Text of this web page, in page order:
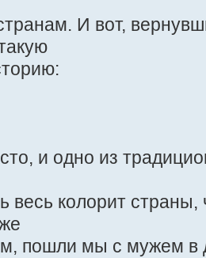
И вот,
и одно из
весь колорит
пошли мы с мужем в